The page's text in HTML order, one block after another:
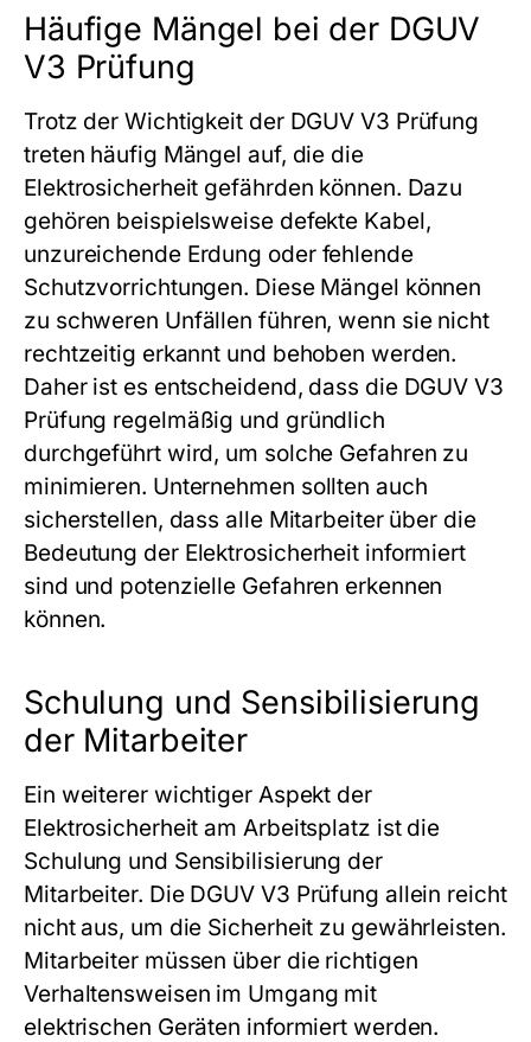
Häufige Mängel bei der DGUV
V3 Prüfung
Trotz der Wichtigkeit der DGUV V3 Prüfung
treten häufig Mängel auf, die die
Elektrosicherheit gefährden können. Dazu
gehören beispielsweise defekte Kabel,
unzureichende Erdung oder fehlende
Schutzvorrichtungen. Diese Mängel können
zu schweren Unfällen führen, wenn sie nicht
rechtzeitig erkannt und behoben werden.
Daher ist es entscheidend, dass die DGUV V3
Prüfung regelmäßig und gründlich
durchgeführt wird, um solche Gefahren zu
minimieren. Unternehmen sollten auch
sicherstellen, dass alle Mitarbeiter über die
Bedeutung der Elektrosicherheit informiert
sind und potenzielle Gefahren erkennen
können.
Schulung und Sensibilisierung
der Mitarbeiter
Ein weiterer wichtiger Aspekt der
Elektrosicherheit am Arbeitsplatz ist die
Schulung und Sensibilisierung der
Mitarbeiter. Die DGUV V3 Prüfung allein reicht
nicht aus, um die Sicherheit zu gewährleisten.
Mitarbeiter müssen über die richtigen
Verhaltensweisen im Umgang mit
elektrischen Geräten informiert werden.